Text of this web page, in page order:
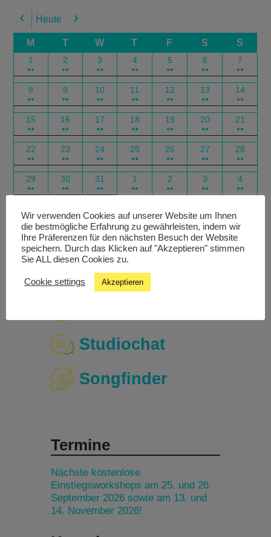
Previous
Heute Next
M T W T F S S
1
●●
2
●●
3
●●
4
●●
5
●●
6
●●
7
●●
8
●●
9
●●
10
●●
11
●●
12
●●
13
●●
14
●●
15
●●
16
●●
17
●●
18
●●
19
●●
20
●●
21
●●
22
●●
23
●●
24
●●
25
●●
26
●●
27
●●
28
●●
29
●●
30
●●
31
●●
1
●●
2
●●
3
●●
4
●●
Subscribe
in
Google
Subscribe
in
Outlook
Export
for
Google
Export
for
Outlook
Studiochat
Songfinder
Termine
Nächste kostenlose
Einstiegsworkshops am 25. und 26.
September 2026 sowie am 13. und
14. November 2026!
Wir verwenden Cookies auf unserer Website um Ihnen
die bestmögliche Erfahrung zu gewährleisten, indem wir
Ihre Präferenzen für den nächsten Besuch der Website
speichern. Durch das Klicken auf "Akzeptieren" stimmen
Sie ALL diesen Cookies zu.
Cookie settings Akzeptieren